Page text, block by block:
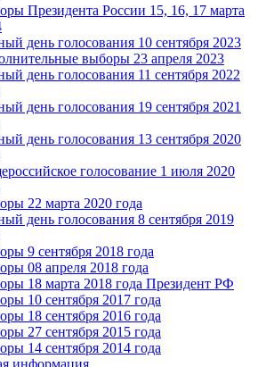
Президента России 15, 16, 17 марта
день голосования 10 сентября 2023
выборы 23 апреля 2023
день голосования 11 сентября 2022
день голосования 19 сентября 2021
день голосования 13 сентября 2020
голосование 1 июля 2020
22 марта 2020 года
день голосования 8 сентября 2019
9 сентября 2018 года
08 апреля 2018 года
18 марта 2018 года Президент РФ
10 сентября 2017 года
18 сентября 2016 года
27 сентября 2015 года
14 сентября 2014 года
информация